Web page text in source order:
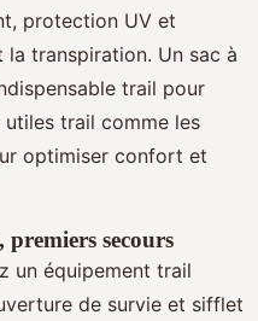
protection UV et
transpiration. Un sac à
trail pour
trail comme les
optimiser confort et
secours
un équipement trail
de survie et sifflet